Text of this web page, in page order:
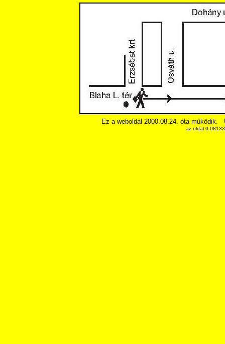
Ez a weboldal 2000.08.24. óta működik.
az oldal